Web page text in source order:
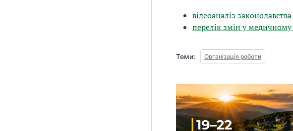
відеоаналіз
перелік змін у медичному
Теми: Організація роботи